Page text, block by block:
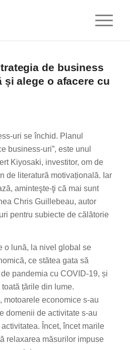
de business
și alege o afacere cu
uri se închid. Planul
business-uri”, este unul
Kiyosaki, investitor, om de
de literatură motivațională. Iar
aminteşte-ţi că mai sunt
Chris Guillebeau, autor
pentru subiecte de călătorie
o lună, la nivel global se
ce stătea gata să
pandemia cu COVID-19, și
țările din lume.
motoarele economice s-au
domenii de activitate s-au
Încet, încet marile
relaxarea măsurilor impuse